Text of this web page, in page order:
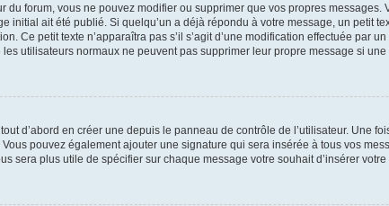
forum, vous ne pouvez modifier ou supprimer que vos propres
initial ait été publié. Si quelqu’un a déjà répondu à votre message, un petit
Ce petit texte n’apparaîtra pas s’il s’agit d’une modification effectuée par
utilisateurs normaux ne peuvent pas supprimer leur propre message si une
d’abord en créer une depuis le panneau de contrôle de l’utilisateur. Une
pouvez également ajouter une signature qui sera insérée à tous vos
sera plus utile de spécifier sur chaque message votre souhait d’insérer votre